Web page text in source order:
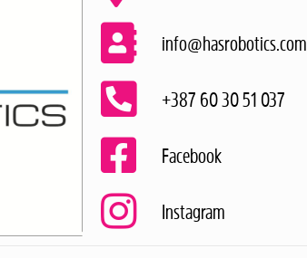
info@hasrobotics.com
+387 60 30 51 037
Facebook
Instagram